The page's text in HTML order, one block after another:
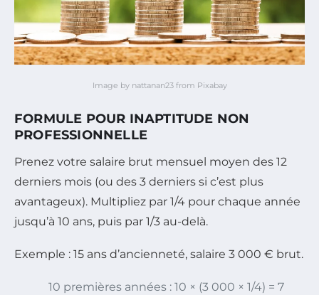
Image by nattanan23 from Pixabay
FORMULE POUR INAPTITUDE NON
PROFESSIONNELLE
Prenez votre salaire brut mensuel moyen des 12
derniers mois (ou des 3 derniers si c’est plus
avantageux). Multipliez par 1/4 pour chaque année
jusqu’à 10 ans, puis par 1/3 au-delà.
Exemple : 15 ans d’ancienneté, salaire 3 000 € brut.
10 premières années : 10 × (3 000 × 1/4) = 7